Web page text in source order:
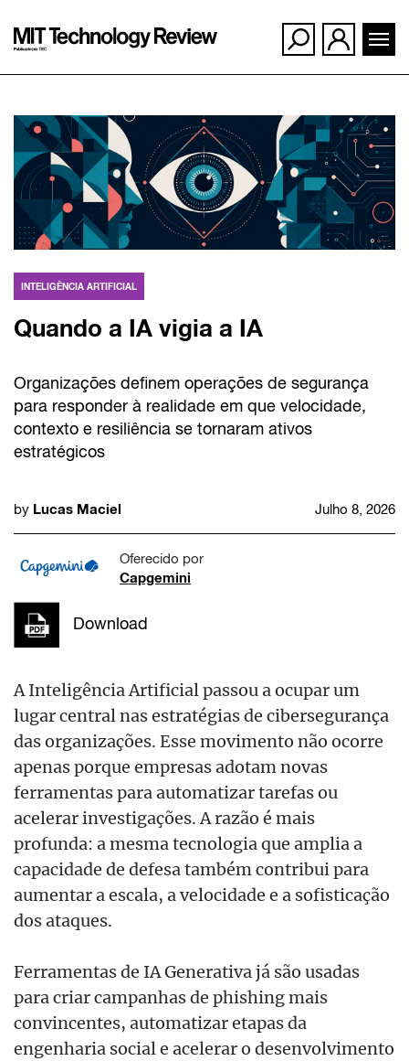
para
conteúdo
INTELIGÊNCIA ARTIFICIAL
Quando a IA vigia a IA
Organizações definem operações de segurança
para responder à realidade em que velocidade,
contexto e resiliência se tornaram ativos
estratégicos
by Lucas Maciel Julho 8, 2026
Oferecido por
Capgemini
Download
A Inteligência Artificial passou a ocupar um
lugar central nas estratégias de cibersegurança
das organizações. Esse movimento não ocorre
apenas porque empresas adotam novas
ferramentas para automatizar tarefas ou
acelerar investigações. A razão é mais
profunda: a mesma tecnologia que amplia a
capacidade de defesa também contribui para
aumentar a escala, a velocidade e a sofisticação
dos ataques.
Ferramentas de IA Generativa já são usadas
para criar campanhas de phishing mais
convincentes, automatizar etapas da
engenharia social e acelerar o desenvolvimento